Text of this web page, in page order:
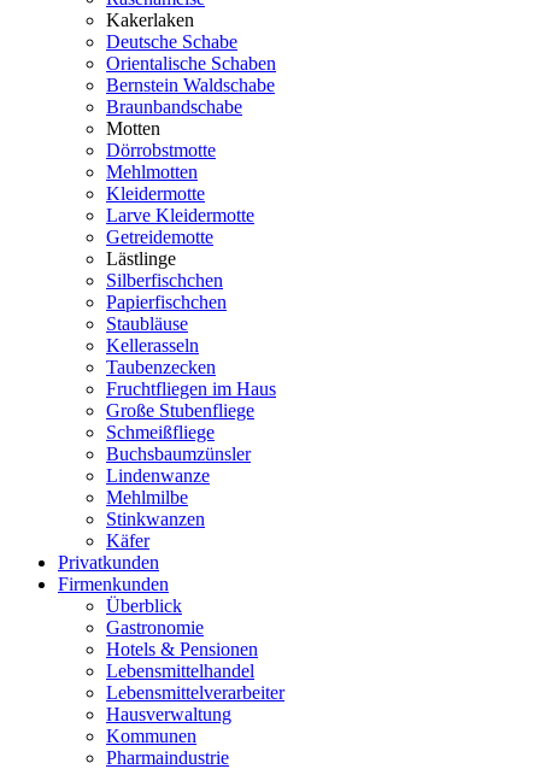
Kakerlaken
Deutsche Schabe
Orientalische Schaben
Bernstein Waldschabe
Braunbandschabe
Motten
Dörrobstmotte
Mehlmotten
Kleidermotte
Larve Kleidermotte
Getreidemotte
Lästlinge
Silberfischchen
Papierfischchen
Staubläuse
Kellerasseln
Taubenzecken
Fruchtfliegen im Haus
Große Stubenfliege
Schmeißfliege
Buchsbaumzünsler
Lindenwanze
Mehlmilbe
Stinkwanzen
Käfer
Privatkunden
Firmenkunden
Überblick
Gastronomie
Hotels & Pensionen
Lebensmittelhandel
Lebensmittelverarbeiter
Hausverwaltung
Kommunen
Pharmaindustrie